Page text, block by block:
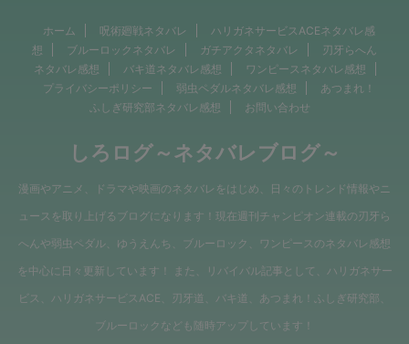
ホーム 呪術廻戦ネタバレ
ハリガネサービスACEネタバレ感
想
ブルーロックネタバレ ガチアクタネタバレ
刃牙らへん
ネタバレ感想
バキ道ネタバレ感想
ワンピースネタバレ感想
プライバシーポリシー
弱虫ペダルネタバレ感想
あつまれ！
ふしぎ研究部ネタバレ感想
お問い合わせ
しろログ～ネタバレブログ～
漫画やアニメ、ドラマや映画のネタバレをはじめ、日々のトレンド情報やニ
ュースを取り上げるブログになります！現在週刊チャンピオン連載の刃牙ら
へんや弱虫ペダル、ゆうえんち、ブルーロック、ワンピースのネタバレ感想
を中心に日々更新しています！ また、リバイバル記事として、ハリガネサー
ビス、ハリガネサービスACE、刃牙道、バキ道、あつまれ！ふしぎ研究部、
ブルーロックなども随時アップしています！